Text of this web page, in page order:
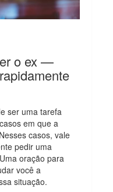
o ex —
ser uma tarefa
em que a
casos, vale
pedir uma
oração para
você a
situação.